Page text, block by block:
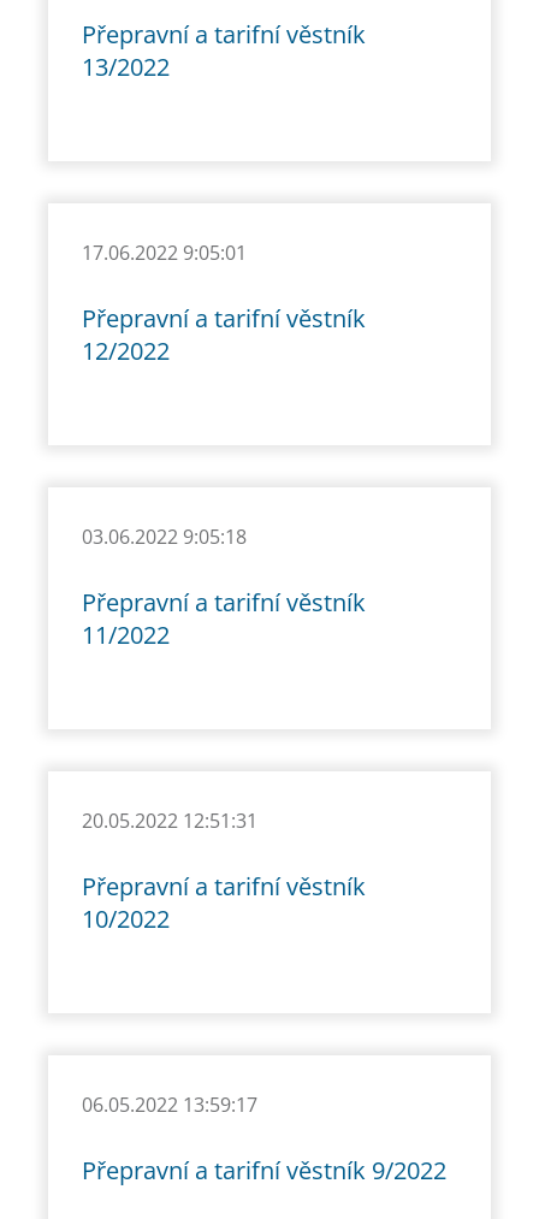
Přepravní a tarifní věstník
13/2022
17.06.2022 9:05:01
Přepravní a tarifní věstník
12/2022
03.06.2022 9:05:18
Přepravní a tarifní věstník
11/2022
20.05.2022 12:51:31
Přepravní a tarifní věstník
10/2022
06.05.2022 13:59:17
Přepravní a tarifní věstník 9/2022